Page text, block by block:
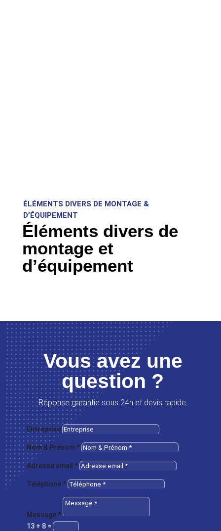
ÉLÉMENTS DIVERS DE MONTAGE &
D’ÉQUIPEMENT
Éléments divers de
montage et
d’équipement
Vous avez une
question ?
Réponse garantie sous 24h et devis rapide.
Entreprise
Nom & Prénom *
Adresse email *
Téléphone *
Message *
13 + 8=